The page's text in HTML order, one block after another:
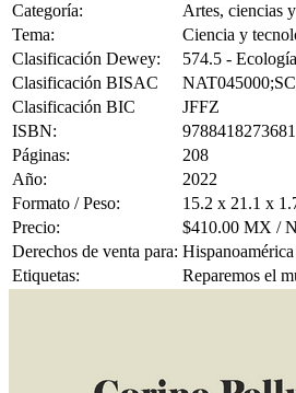
Categoría:
Artes, ciencias
Tema:
Ciencia y
Clasificación Dewey:
574.5 -
Clasificación BISAC
Clasificación BIC
JFFZ
ISBN:
9788418273681
Páginas:
208
Año:
2022
Formato / Peso:
15.2 x 21.1 x
Precio:
$410.00 MX /
Derechos de venta para:
Etiquetas:
Reparemos el